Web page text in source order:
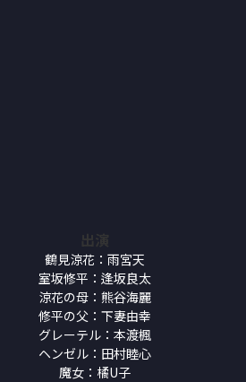
出演
鶴見涼花：雨宮天
室坂修平：逢坂良太
涼花の母：熊谷海麗
修平の父：下妻由幸
グレーテル：本渡楓
ヘンゼル：田村睦心
魔女：橘U子